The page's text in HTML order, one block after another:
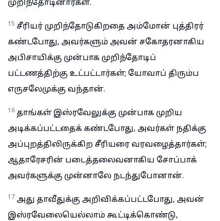
முறிந்தோடினார்கள்.
15 சீரியர் முறிந்தோடுகிறதை அம்மோன் புத்திரர்
கண்டபோது, அவர்களும் அவன் சகோதரனாகிய
அபிசாயிக்கு முன்பாக முறிந்தோடிப்
பட்டணத்திற்கு உட்பட்டார்கள்; யோவாப் திரும்ப
எருசலேமுக்கு வந்தான்.
16 தாங்கள் இஸ்ரவேலுக்கு முன்பாக முறிய
அடிக்கப்பட்டதைக் கண்டபோது, அவர்கள் நதிக்கு
அப்புறத்திலிருக்கிற சீரியரை வரவழைத்தார்கள்;
ஆதாரேசரின் படைத்தலைவனாகிய சோப்பாக்
அவர்களுக்கு முன்னாலே நடந்துபோனான்.
17 அது தாவீதுக்கு அறிவிக்கப்பட்டபோது, அவன்
இஸ்ரவேலையெல்லாம் கூட்டிக்கொண்டு,